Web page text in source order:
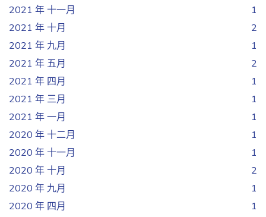
2021 年 十一月
1
2021 年 十月
2
2021 年 九月
1
2021 年 五月
2
2021 年 四月
1
2021 年 三月
1
2021 年 一月
1
2020 年 十二月
1
2020 年 十一月
1
2020 年 十月
2
2020 年 九月
1
2020 年 四月
1